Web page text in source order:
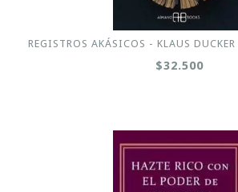
REGISTROS AKÁSICOS - KLAUS
$32.500